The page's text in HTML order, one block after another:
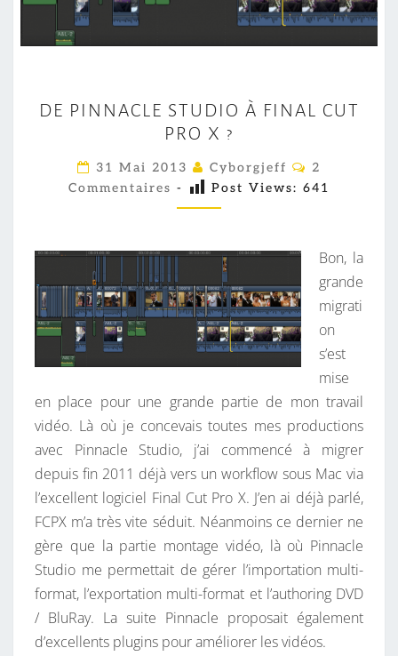
E
P
I
N
C
L
E
S
T
D
I
O
À
F
I
N
A
L
C
U
DE PINNACLE STUDIO À FINAL CUT
PRO X ?
31 Mai 2013 Cyborgjeff
C
M
2
Commentaires - Post Views: 641
Bon, la
grande
migrati
on
s’est
mise
en place pour une grande partie de mon travail
vidéo. Là où je concevais toutes mes productions
avec Pinnacle Studio, j’ai commencé à migrer
depuis fin 2011 déjà vers un workflow sous Mac via
l’excellent logiciel Final Cut Pro X. J’en ai déjà parlé,
FCPX m’a très vite séduit. Néanmoins ce dernier ne
gère que la partie montage vidéo, là où Pinnacle
Studio me permettait de gérer l’importation multi-
format, l’exportation multi-format et l’authoring DVD
/ BluRay. La suite Pinnacle proposait également
d’excellents plugins pour améliorer les vidéos.